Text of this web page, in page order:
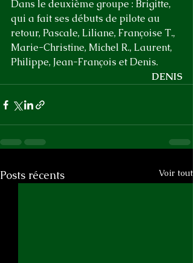
Dans le deuxième groupe : Brigitte,
qui a fait ses débuts de pilote au
retour, Pascale, Liliane, Françoise T.,
Marie-Christine, Michel R., Laurent,
Philippe, Jean-François et Denis.
DENIS
Posts récents Voir tout